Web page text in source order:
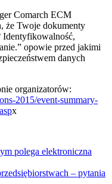
Comarch ECM
że Twoje dokumenty
Identyfikowalność,
opowie przed jakimi
danych
organizatorów:
2015/event-summary-
x
polega elektroniczna
– pytania